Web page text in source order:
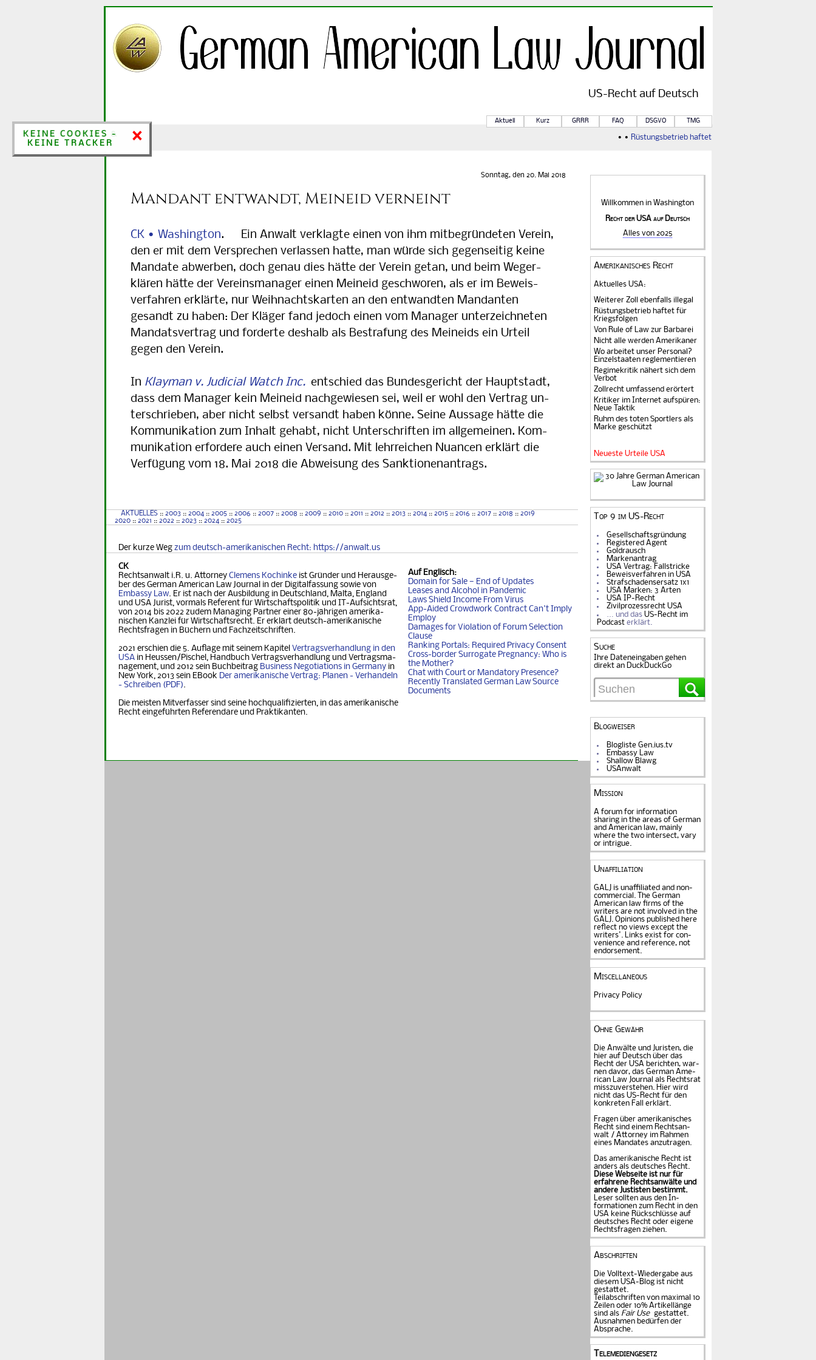
×
KEINE COOKIES &
KEINE TRACKER
US-Rechtauf Deutsch
Aktuell Kurz GRRR FAQ DSGVO TMG
• • Rüstungsbetrieb haftet für Kriegsfolgen
Sonntag, den 20. Mai 2018
Mandant entwandt, Meineid verneint
CK • Washington. Ein Anwalt verklagte einen von ihm mitbegründeten Ver­ein,
den er mit dem Versprechen verlassen hatte, man würde sich gegenseitig keine
Mandate abwerben, doch genau dies hätte der Verein getan, und beim Weg­er­
klä­ren hätte der Vereinsmanager einen Meineid geschworen, als er im Beweis­
ver­fahren erklärte, nur Weihnachtskarten an den ent­wand­ten Man­dan­ten
gesandt zu haben: Der Kläger fand jedoch einen vom Manager unter­zeichneten
Man­dats­vertrag und forderte deshalb als Bestrafung des Mein­eids ein Urteil
gegen den Verein.
In Klayman v. Judicial Watch Inc. entschied das Bundesgericht der Haupt­stadt,
dass dem Manager kein Meineid nachgewiesen sei, weil er wohl den Vertrag un­
terschrieben, aber nicht selbst versandt haben könne. Seine Aus­sage hätte die
Kommunikation zum Inhalt gehabt, nicht Unterschriften im allgemeinen. Kom­
mu­ni­kation erfordere auch einen Versand. Mit lehrreichen Nuancen erklärt die
Verfügung vom 18. Mai 2018 die Abweisung des Sanktionenantrags.
AKTUELLES :: 2003 :: 2004 :: 2005 :: 2006 :: 2007 :: 2008 :: 2009 :: 2010 :: 2011 :: 2012 :: 2013 :: 2014 :: 2015 :: 2016 :: 2017 :: 2018 :: 2019
2020 :: 2021 :: 2022 :: 2023 :: 2024 :: 2025
Der kurze Weg zum deutsch-amerikanischen Recht: https://anwalt.us
Auf Englisch:
Domain for Sale — End of Updates
Leases and Alcohol in Pandemic
Laws Shield Income From Virus
App-Aided Crowdwork Contract Can't Imply
Employ
Damages for Violation of Forum Selection
Clause
Ranking Portals: Required Privacy Consent
Cross-border Surrogate Pregnancy: Who is
the Mother?
Chat with Court or Mandatory Presence?
Recently Translated German Law Source
Documents
CK
Rechtsanwalt i.R. u. Attorney Clemens Kochinke ist Gründer und Her­aus­ge­
ber des German Ame­ri­can Law Journal in der Digitalfassung so­wie von
Embassy Law. Er ist nach der Ausbildung in Deutschland, Mal­ta, Eng­land
und USA Jurist, vormals Referent für Wirt­schafts­politik und IT-Auf­sichtsrat,
von 2014 bis 2022 zudem Managing Part­ner einer 80-jäh­ri­gen ame­ri­ka­
nischen Kanzlei für Wirtschaftsrecht. Er erklärt deutsch-ame­ri­ka­ni­sche
Rechts­fra­gen in Büchern und Fachzeitschriften.
2021 erschien die 5. Auflage mit seinem Kapitel Vertragsverhandlung in den
USA in Heus­sen/Pischel, Handbuch Vertragsverhandlung und Ver­trags­ma­
na­ge­ment, und 2012 sein Buchbeitrag Business Nego­ti­ati­ons in Ger­ma­ny in
New York, 2013 sein EBook Der ame­ri­ka­ni­sche Vertrag: Planen - Ver­han­deln
- Schreiben
.
Die meisten Mitverfasser sind seine hochqualifizierten, in das amerikanische
Recht eingeführten Referendare und Praktikanten.
Willkommen in Washington
Recht der USA auf Deutsch
Alles von 2025
Amerikanisches Recht
Aktuelles USA:
Weiterer Zoll ebenfalls illegal
Rüstungsbetrieb haftet für
Kriegsfolgen
Von Rule of Law zur Barbarei
Nicht alle werden Amerikaner
Wo arbeitet unser Personal?
Einzelstaaten reglementieren
Regimekritik nähert sich dem
Verbot
Zollrecht umfassend erörtert
Kritiker im Internet aufspüren:
Neue Taktik
Ruhm des toten Sportlers als
Marke geschützt
Neueste Urteile USA
Top 9 im US-Recht
Gesellschaftsgründung
Registered Agent
Goldrausch
Markenantrag
USA Vertrag: Fallstricke
Beweisverfahren in USA
Strafschadensersatz 1x1
USA Marken: 3 Arten
USA IP-Recht
Zivilprozessrecht USA
… und dasUS-Recht im
Podcast erklärt.
Suche
Ihre Dateneingaben gehen
direkt an DuckDuckGo
Blogweiser
Blogliste Gen.ius.tv
Embassy Law
Shallow Blawg
USAnwalt
Mission
A forum for information
sharing in the areas of German
and American law, mainly
where the two intersect, vary
or intrigue.
Unaffiliation
GALJ is unaffiliated and non-
commercial. The Ger­man
American law firms of the
writers are not in­volved in the
GALJ. Opi­nions published here
reflect no views except the
writers'. Links exist for con­
venience and refe­rence, not
endorse­ment.
Miscellaneous
Privacy Policy
Ohne Gewähr
Die Anwälte und Juristen, die
hier auf Deutsch über das
Recht der USA be­rich­ten, war­
nen davor, das German Ame­
rican Law Journal als Rechts­rat
miss­zu­verstehen. Hier wird
nicht das US-Recht für den
konkreten Fall er­klärt.
Fragen über amerika­ni­sches
Recht sind einem Rechts­an­
walt / Attorney im Rahmen
eines Mandates an­zu­tragen.
Das amerikanische Recht ist
anders als deutsches Recht.
Diese Webseite ist nur für
erfahrene Rechtsanwälte und
andere Justisten be­stimmt.
Leser sollten aus den In­
formationen zum Recht in den
USA keine Rückschlüsse auf
deutsches Recht oder eigene
Rechtsfragen ziehen.
Abschriften
Die Volltext-Wiedergabe aus
diesem USA-Blog ist nicht
gestattet.
Teilabschriften von maximal 10
Zeilen oder 10% Artikellänge
sind als Fair Use
gestattet.
Ausnahmen bedürfen der
Absprache.
Telemediengesetz
×
KEINE COOKIES -
KEINE TRACKER